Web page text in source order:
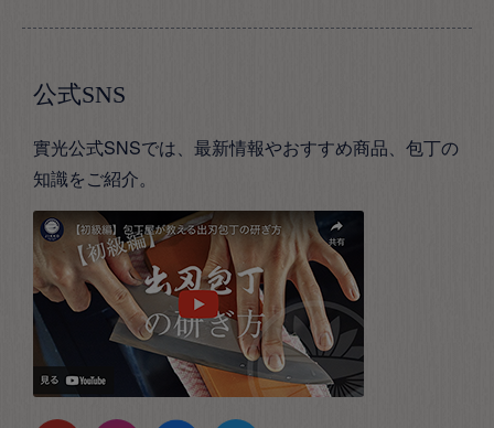
公式SNS
實光公式SNSでは、最新情報やおすすめ商品、包丁の
知識をご紹介。